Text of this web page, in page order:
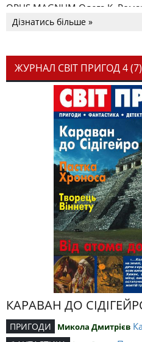
OPUS MAGNUM Олега К.
Дізнатись більше »
ЖУРНАЛ СВІТ ПРИГОД 4
КАРАВАН ДО
ПРИГОДИ Микола Дмитрієв